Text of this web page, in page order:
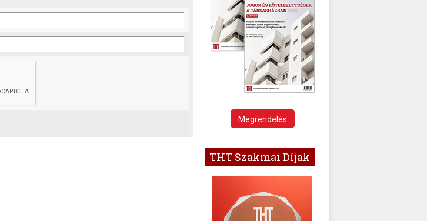
Megrendelés
THT Szakmai Díjak